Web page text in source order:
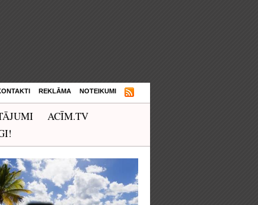
REKLĀMA NOTEIKUMI
ACĪM.TV